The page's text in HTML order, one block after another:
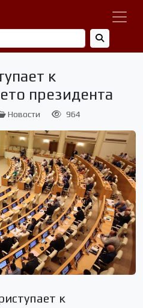
к
президента
Новости 964
к